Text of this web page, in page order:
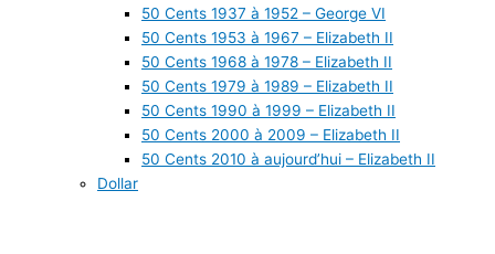
50 Cents 1937 à 1952 – George VI
50 Cents 1953 à 1967 – Elizabeth II
50 Cents 1968 à 1978 – Elizabeth II
50 Cents 1979 à 1989 – Elizabeth II
50 Cents 1990 à 1999 – Elizabeth II
50 Cents 2000 à 2009 – Elizabeth II
50 Cents 2010 à aujourd’hui – Elizabeth II
Dollar